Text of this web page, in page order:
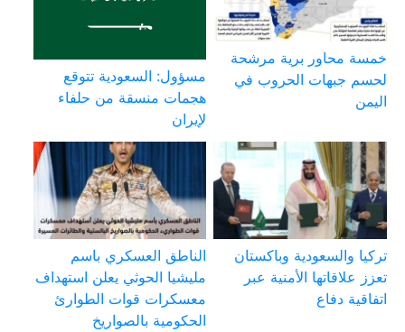
خمسة محاور برية مرشحة
لحسم جبهات الحروب في
اليمن
مسؤول: السعودية تتوقع
هجمات منسقة من حلفاء
لإيران
تركيا والسعودية وباكستان
تعزز علاقاتها الأمنية عبر
اتفاقية دفاع
الناطق العسكري باسم
مليشيا الحوثي يعلن استهداف
معسكرات قوات الطوارئ
الحكومية بالصواريخ